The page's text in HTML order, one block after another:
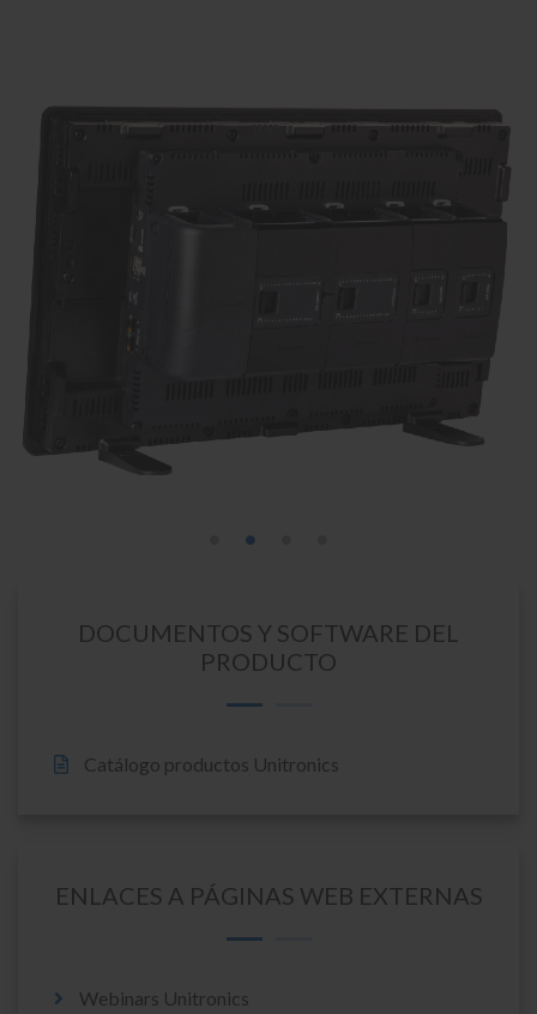
DOCUMENTOS Y SOFTWARE DEL
PRODUCTO
Catálogo productos Unitronics
ENLACES A PÁGINAS WEB EXTERNAS
Webinars Unitronics